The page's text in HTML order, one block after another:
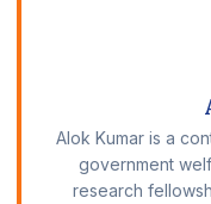
Alok Kumar is a
government
research